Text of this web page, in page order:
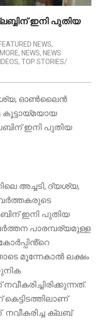
ഇനി പുതിയ
FEATURED NEWS,
MORE, NEWS, NEWS
, TOP STORIES/
ഓൺലൈൻ
ഇനി പുതിയ
അച്ചടി, ദ്യശ്യ,
ഇനി പുതിയ
പാരമ്പര്യമുള്ള
മൂന്നേകാൽ ലക്ഷം
ക്ലബ്